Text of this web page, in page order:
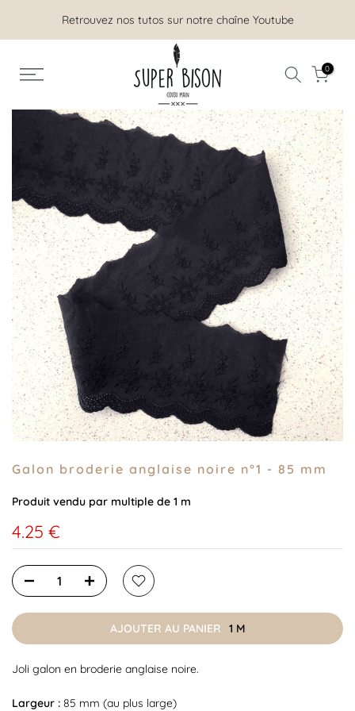
Retrouvez nos tutos sur notre chaîne Youtube
0
Galon broderie anglaise noire n°1 - 85 mm
Produit vendu par multiple de 1 m
4.25 €
AJOUTER AU PANIER 1 M
Joli galon en broderie anglaise noire.
Largeur : 85 mm (au plus large)